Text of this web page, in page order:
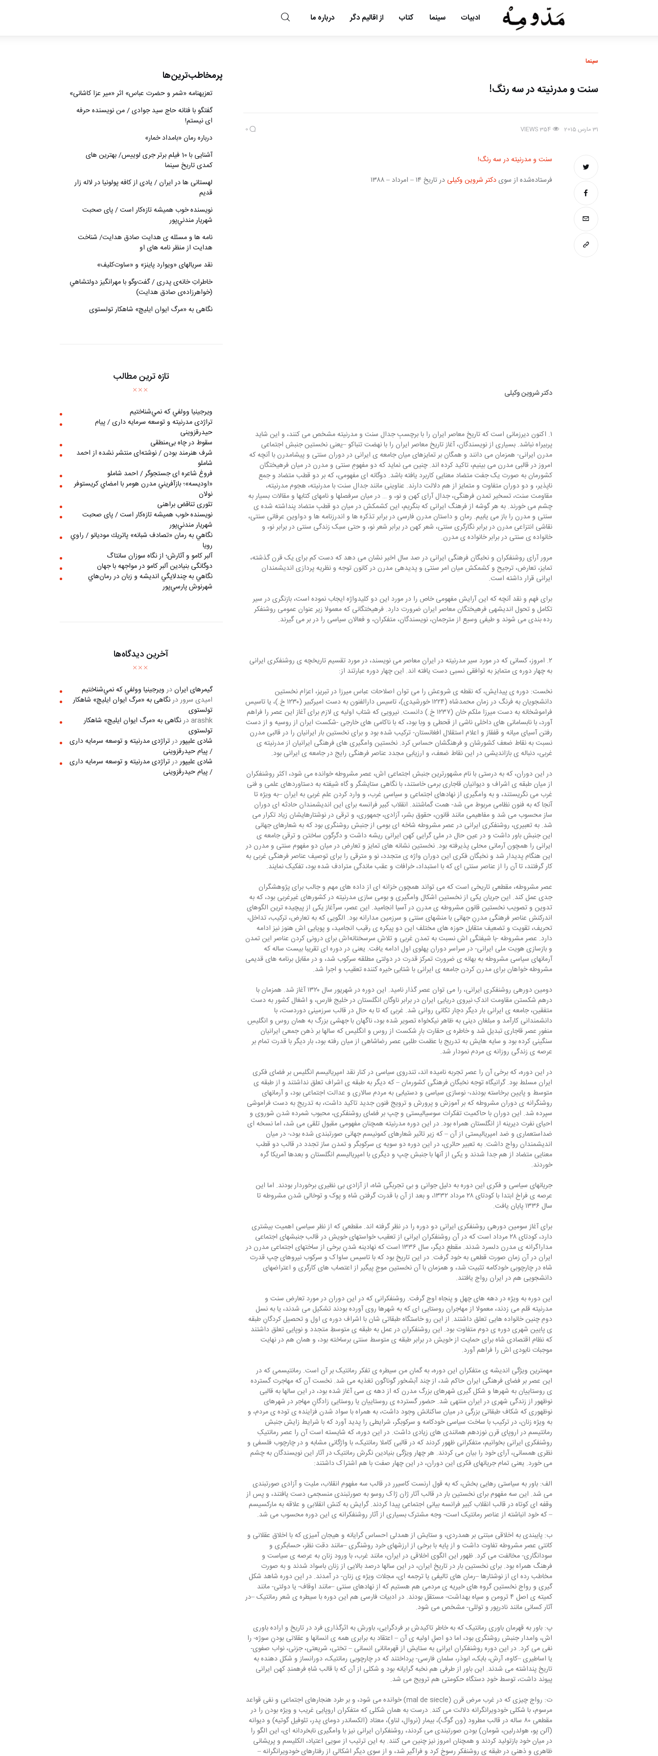
ادبیات سینما کتاب از اقالیم دگر درباره ما
سینما
سنت و مدرنیته در سه رنگ!
31 مارس 2015 354
VIEWS
0
سنت و مدرنیته در سه رنگ!
فرستاده‌شده از سوی
دکتر شروین وکیلی در تاریخ ۱۴ – امرداد – ۱۳۸۸
دکتر شروین وکیلی
۱. اکنون دیرزمانی است که تاریخ معاصر ایران را با برچسبِ جدال سنت و مدرنیته مشخص می کنند، و این شاید
پربیراه نباشد. بسیاری از نویسندگان، آغاز تاریخ معاصر ایران را با نهضت تنباکو –یعنی نخستین جنبش اجتماعی
مدرن ایرانی- همزمان می دانند و همگان بر تمایزهای میان جامعه ی ایرانی در دوران سنتی و پیشامدرن با آنچه که
امروز در قالبی مدرن می بینیم، تاکید کرده اند. چنین می نماید که دو مفهومِ سنتی و مدرن در میان فرهیختگان
کشورمان به صورت یک جفت متضاد معنایی کاربرد یافته باشد. دوگانه ای مفهومی، که بر دو قطب متضاد و جمع
ناپذیر، و دو دوران متفاوت و متمایز از هم دلالت دارند. عناوینی مانند جدال سنت با مدرنیته، هجوم مدرنیته،
مقاومت سنت، تسخیر تمدن فرهنگی، جدال آرای کهن و نو، و … در میان سرفصلها و نامهای کتابها و مقالات بسیار به
چشم می خورند. به هر گوشه از فرهنگ ایرانی که بنگریم، این کشمکش در میان دو قطبِ متضاد پنداشته شده ی
سنتی و مدرن را باز می یابیم. رمان و داستان مدرن فارسی در برابر تذکره ها و اندرزنامه ها و دواوین عرفانی سنتی،
نقاشی انتزاعی مدرن در برابر نگارگری سنتی، شعر کهن در برابر شعر نو، و حتی سبک زندگی سنتی در برابر نو، و
خانواده ی سنتی در برابر خانواده ی مدرن.
مرور آرای روشنفکران و نخبگان فرهنگی ایرانی در صد سال اخیر نشان می دهد که دست کم برای یک قرن گذشته،
تمایز، تعارض، ترجیح و کشمکش میان امر سنتی و پدیده­ی مدرن در کانون توجه و نظریه پردازی اندیشمندان
ایرانی قرار داشته است.
برای فهم و نقد آنچه که این آرایش مفهومی خاص را در مورد این دو کلیدواژه ایجاب نموده است، بازنگری در سیر
تکامل و تحول اندیشه­ی فرهیختگان معاصر ایران ضرورت دارد. فرهیختگانی که معمولا زیر عنوان عمومی روشنفکر
رده بندی می شوند و طیفی وسیع از مترجمان، نویسندگان، متفکران، و فعالان سیاسی را در بر می گیرند.
۲. امروز، کسانی که در مورد سیر مدرنیته در ایران معاصر می نویسند، در مورد تقسیم تاریخچه ی روشنفکری ایرانی
به چهار دوره ی متمایز به توافقی نسبی دست یافته اند. این چهار دوره عبارتند از:
نخست: دوره ی پیدایش، که نقطه ی شروعش را می توان اصلاحات عباس میرزا در تبریز، اعزام نخستین
دانشجویان به فرنگ در زمان محمدشاه (۱۲۲۴ خورشیدی)، تاسیس دارالفنون به دست امیرکبیر (۱۲۳۰ خ.)، یا تاسیس
فراموشخانه به دست میرزا ملکم خان (۱۲۳۷ خ.) دانست. نیرویی که شتاب اولیه ی لازم برای آغاز این عصر را فراهم
آورد، با نابسامانی های داخلی ناشی از قحطی و وبا بود، که با ناکامی های خارجی -شکست ایران از روسیه و از دست
رفتن آسیای میانه و قفقاز و اعلام استقلال افغانستان- ترکیب شده بود و برای نخستین بار ایرانیان را در قالبی مدرن
نسبت به نقاط ضعف کشورشان و فرهنگشان حساس کرد. نخستین وامگیری های فرهنگی ایرانیان از مدرنیته ی
غربی، دنباله ی بازاندیشی در این نقاط ضعف، و ارزیابی مجدد عناصر فرهنگی رایج در جامعه ی ایرانی بود.
در این دوران، که به درستی با نام مشهورترین جنبش اجتماعی اش، عصر مشروطه خوانده می شود، اکثر روشنفکران
از میان طبقه ی اشراف و دیوانیان قاجاری برمی خاستند، با نگاهی ستایشگر و گاه شیفته به دستاوردهای علمی و فنی
غرب می نگریستند، و به وامگیری از نهادهای اجتماعی و سیاسی غرب، و وارد کردن علم غربی به ایران –به ویژه تا
آنجا که به فنون نظامی مربوط می شد- همت گماشتند. انقلاب کبیر فرانسه برای این اندیشمندان حادثه ای دوران
ساز محسوب می شد و مفاهیمی مانند قانون، حقوق بشر، آزادی، جمهوری، و ترقی در نوشتارهایشان زیاد تکرار می
شد. به تعبیری، روشنفکری ایرانی در عصر مشروطه شاخه ای بومی از جنبش روشنگری بود که به شعارهای جهانی
این جنبش باور داشت و در عین حال در ملی گرایی کهن ایرانی ریشه داشت و دگرگون ساختن و ترقی جامعه ی
ایرانی را همچون آرمانی محلی پذیرفته بود. نخستین نشانه های تمایز و تعارض در میان دو مفهوم سنتی و مدرن در
این هنگام پدیدار شد و نخبگان فکری این دوران واژه ی متجدد، نو و مترقی را برای توصیف عناصر فرهنگی غربی به
کار گرفتند، تا آن را از عناصر سنتی ای که با استبداد، خرافات و عقب ماندگی مترادف شده بود، تفکیک نمایند.
عصر مشروطه، مقطعی تاریخی است که می تواند همچون خزانه ای از داده های مهم و جالب برای پژوهشگران
جدی عمل کند. این جریان یکی از نخستین اشکال وامگیری و بومی سازی مدرنیته در کشورهای غیرغربی بود، که به
تدوین و تصویب نخستین قانون مشروطه ی مدرن در آسیا انجامید. این عصر، سرآغاز یکی از پیچیده ترین الگوهای
اندرکنش عناصر فرهنگی مدرنِ جهانی با منشهای سنتی و سرزمین مدارانه بود. الگویی که به تعارض، ترکیب، تداخل،
تحریف، تقویت و تضعیف متقابل حوزه های مختلف این دو پیکره ی رقیب انجامید، و پویایی اش هنوز نیز ادامه
دارد. عصر مشروطه -با شیفتگی اش نسبت به تمدن غربی و تلاش سرسختانه‌اش برای درونی کردن عناصر این تمدن
و بازسازی هویت ملی ایرانی- در سراسر دوران پهلوی اول ادامه یافت. یعنی در دوره ای تقریبا بیست ساله که
آرمانهای سیاسی مشروطه به بهانه ی ضرورت تمرکز قدرت در دولتی مطلقه سرکوب شد، و در مقابل برنامه های قدیمی
مشروطه خواهان برای مدرن کردن جامعه ی ایرانی با شتابی خیره کننده تعقیب و اجرا شد.
دومین دوره­ی روشنفکری ایرانی، را می توان عصر گذار نامید. این دوره در شهریور سال ۱۳۲۰ آغاز شد. همزمان با
درهم شکستن مقاومت اندکِ نیروی دریایی ایران در برابر ناوگان انگلستان در خلیج فارس، و اشغال کشور به دست
متفقین، جامعه ی ایرانی بار دیگر دچار تکانی روانی شد. غربی که تا به حال در قالب سرزمینی دوردست، با
دانشمندانی کارآمد و مبلغان دینی به ظاهر نیکخواه تصویر شده بود، ناگهان با جهشی بزرگ به همان روس و انگلیسِ
منفورِ عصر قاجاری تبدیل شد و خاطره ی حقارت بارِ شکست از روس و انگلیس که سالها بر ذهن جمعی ایرانیان
سنگینی کرده بود و سایه هایش به تدریج با عظمت طلبی عصر رضاشاهی از میان رفته بود، بار دیگر با قدرت تمام بر
عرصه ی زندگی روزانه ی مردم نمودار شد.
در این دوره، که برخی آن را عصر تجربه نامیده اند، تندروی سیاسی در کنار نقد امپریالیسم انگلیس بر فضای فکری
ایران مسلط بود. گرانیگاه توجه نخبگان فرهنگی کشورمان – که دیگر به طبقه ی اشراف تعلق نداشتند و از طبقه ی
متوسط و پایین برخاسته بودند،- نوسازی سیاسی و دستیابی به مردم سالاری و عدالت اجتماعی بود، و آرمانهای
روشنگرانه ی دوران مشروطه که بر آموزش و پرورش و ترویج فنون جدید تاکید داشت، به تدریج به دست فراموشی
سپرده شد. این دوران با حاکمیت تفکرات سوسیالیستی و چپ بر فضای روشنفکری، محبوب شمرده شدن شوروی و
احیای نفرت دیرینه از انگلستان همراه بود. در این دوره مدرنیته همچنان مفهومی مقبول تلقی می شد، اما نسخه ای
ضداستعماری و ضد امپریالیستی از آن – که زیر تاثیر شعارهای کمونیسم جهانی صورتبندی شده بود،- در میان
اندیشمندان رواج داشت. به تعبیر حائری، در این دوره دو سویه ی سرکوبگر و تمدن ساز تجدد در قالب دو قطب
معنایی متضاد از هم جدا شدند و یکی از آنها با جنبش چپ و دیگری با امپریالیسم انگلستان و بعدها آمریکا گره
خوردند.
جریانهای سیاسی و فکری این دوره به دلیل جوانی و بی تجربگی شاه، از آزادی بی نظیری برخوردار بودند. اما این
عرصه ی فراخ ابتدا با کودتای ۲۸ مرداد ۱۳۳۲، و بعد از آن با قدرت گرفتن شاه و پوک و توخالی شدن مشروطه تا
سال ۱۳۳۶ پایان یافت.
برای آغاز سومین دوره­ی روشنفکری ایرانی دو دوره را در نظر گرفته اند. مقطعی که از نظر سیاسی اهمیت بیشتری
دارد، کودتای ۲۸ مرداد است که در آن روشنفکران ایرانی از تعقیب خواستهای خویش در قالب جنبشهای اجتماعی
مداراگرانه ی مدرن دلسرد شدند. مقطع دیگر، سال ۱۳۳۶ است که نهادینه شدنِ برخی از ساختهای اجتماعی مدرن در
ایران در آن زمان صورت قطعی به خود گرفت. در این تاریخ بود که با تاسیس ساواک و سرکوب نیروهای چپ قدرت
شاه در چارچوبی خودکامه تثبیت شد، و همزمان با آن نخستین موجِ پیگیر از اعتصاب های کارگری و اعتراضهای
دانشجویی هم در ایران رواج یافتند.
این دوره به ویژه در دهه های چهل و پنجاه اوج گرفت. روشنفکرانی که در این دوران در مورد تعارض سنت و
مدرنیته قلم می زدند، معمولا از مهاجران روستایی ای که به شهرها روی آورده بودند تشکیل می شدند، یا به نسل
دومِ چنین خانواده هایی تعلق داشتند. از این رو خاستگاه طبقاتی شان با اشراف دوره ی اول و تحصیل کردگانِ طبقه
ی پایین شهری دوره ی دوم متفاوت بود. این روشنفکران در عمل به طبقه ی متوسطِ متجدد و نوپایی تعلق داشتند
که نظام اقتصادی شاه برای حمایت از خویش در برابر طبقه ی متوسط سنتی برساخته بود، و همان هم در نهایت
موجبات نابودی اش را فراهم آورد.
مهمترین ویژگی اندیشه ی متفکران این دوره، به گمان من سیطره ی تفکر رمانتیک بر آن است. رمانتیسمی که در
این عصر بر فضای فرهنگی ایران حاکم شد، از چند آبشخور گوناگون تغذیه می شد. نخست آن که مهاجرت گسترده
ی روستاییان به شهرها و شکل گیری شهرهای بزرگ مدرن که از دهه ی سی آغاز شده بود، در این سالها به قالبی
نوظهور از زندگی شهری در ایران منتهی شد. حضور گسترده ی روستاییان یا روستایی زادگانِ مهاجر در شهرهای
نوظهوری که شکاف طبقاتی بزرگی در میان ساکنانش وجود داشت، به همراه با سواد شدن فزاینده ی توده ی مردم، و
به ویژه زنان، در ترکیب با ساخت سیاسی خودکامه و سرکوبگر، شرایطی را پدید آورد که با شرایط زایش جنبش
رمانتیسم در اروپای قرن نوزدهم همانندی های زیادی داشت. در این دوره، که شایسته است آن را عصر رمانتیکِ
روشنفکری ایرانی بخوانیم، متفکرانی ظهور کردند که در قالبی کاملا رمانتیک، با واژگانی مشابه و در چارچوب فلسفی و
نظری همسانی، آرای خود را بیان می کردند. هر چهار ویژگی بنیادین نگرش رمانتیک در آثار این نویسندگان به چشم
می خورد. یعنی تمام جریانهای فکری این دوران، در این چهار صفت با هم اشتراک داشتند:
الف: باور به سیاستی رهایی بخش، که به قول ارنست کاسیرر در قالب سه مفهوم انقلاب، ملیت و آزادی صورتبندی
می شد. این سه مفهوم برای نخستین بار در قالب آثار ژان ژاک روسو به صورتبندی منسجمی دست یافتند، و پس از
وقفه ای کوتاه در قالب انقلاب کبیر فرانسه بیانی اجتماعی پیدا کردند. گرایش به کنش انقلابی و علاقه به مارکسیسم
– که خود انباشته از عناصر رمانتیک است- وجه مشترک بسیاری از آثار روشنفکرانه ی این دوره محسوب می شد.
ب: پایبندی به اخلاقی مبتنی بر همدردی، و ستایش از همدلی احساس گرایانه و هیجان آمیزی که با اخلاق عقلانی و
کانتی عصر مشروطه تفاوت داشت و از پایه با برخی از ارزشهای خرد روشنگری –مانند دقت نظر، حسابگری و
سودانگاری- مخالفت می کرد. ظهور این الگوی اخلاقی در ایران، مانند غرب، با ورود زنان به عرصه ی سیاست و
فرهنگ همراه بود. برای نخستین بار در تاریخ ایران، در این سالها درصد بالایی از زنان باسواد شدند و به صورت
مخاطب رده ای از نوشتارها –رمان های تالیفی یا ترجمه ای، مجلات ویژه ی زنان- در آمدند. در این دوره شاهد شکل
گیری و رواج نخستین گروه های خیریه ی مردمی هم هستیم که از نهادهای سنتی –مانند اوقاف- یا دولتی- مانند
کمیته ی اصل ۴ ترومن و سپاه بهداشت- مستقل بودند. در ادبیات فارسی هم این دوره با سیطره ی شعر رمانتیک –در
آثار کسانی مانند نادرپور و توللی- مشخص می شود.
پ: باور به قهرمان باوری رمانتیک که به خاطر تاکیدش بر فردگرایی، باورش به اثرگذاری فرد در تاریخ و اراده باوری
اش، وامدار جنبش روشنگری بود، اما دو اصلِ اولیه ی آن – اعتقاد به برابری همه ی انسانها و عقلانی بودنِ سوژه- را
نفی می کرد. در این دوره روشنفکران ایرانی به ستایش از قهرمانانی انسانی – تختی، شریعتی، جزنی، نواب صفوی-
یا اساطیری –کاوه، آرش، بابک، ابوذر، سلمان فارسی- پرداختند که در چارچوبی رمانتیک، دوران­ساز و شکل دهنده به
تاریخ پنداشته می شدند. این باور از طرفی هم نخبه گرایانه بود و شکلی از آن که با قالب شاهِ فرهمندِ کهن ایرانی
پیوند داشت، توسط خودِ دستگاه حکومتی هم ترویج می شد.
ت: رواج چیزی که در غرب مرض قرن (mal de siecle) خوانده می شود، و بر طرد هنجارهای اجتماعی و نفی قواعد
مرسوم، با شکلی خودویرانگرانه دلالت می کند. درست به همان شکلی که متفکران اروپایی غریب و ویژه بودن را در
مقطعی ۸۰ ساله در قالب مطرود (ون گوگ)، بیمار (نروال، لناو)، معتاد (الکساندر دومای پدر، تئوفیل گوتیه) و دیوانه
(آلن پو، هولدرلین، شومان) بودن صورتبندی می کردند، روشنفکران ایرانی نیز با وامگیری نابخردانه ای، این الگو را
در میان خود بازتولید کردند و همچنان امروز نیز چنین می کنند. به این ترتیب از سویی اعتیاد، الکلیسم و پریشانی
ظاهری و ذهنی در طبقه ی روشنفکر رسوخ کرد و فراگیر شد، و از سوی دیگر اشکالی از رفتارهای خودویرانگرانه –
پرمخاطب‌ترین‌ها
تعزیه‎نامه‏ «شمر و حضرت عباس» اثر «میر عزا کاشانی»
گفتگو با فتانه حاج سید جوادی / من نویسنده حرفه
ای نیستم!
درباره رمان «بامداد خمار»
آشنایی با 10 فیلم برتر جری لوییس/ بهترین های
کمدی تاریخ سینما
لهستانی ها در ایران / یادی از کافه پولونیا در لاله زار
قدیم
نويسنده خوب هميشه تازه‌كار است / پای صحبت
شهريار مندني‌پور
نامه ها و مسئله ی هدایت صادق هدایت/ شناخت
هدایت از منظر نامه های او
نقد سریالهای «ویوارد پاینز» و «ساوت‌کلیف»
خاطراتِ خانه‌ی پدری / گفت‌وگو با مهرانگيز دولتشاهي
(خواهرزاده‌ی صادق هدايت)
نگاهی به «مرگ ايوان ايليچ» شاهکار تولستوی
تازه ترین مطالب
ويرجينيا وولفي كه نمي‌شناختيم
تراژدی مدرنیته و توسعه سرمایه داری / پیام
حیدرقزوینی
سقوط در چاه بی‌منطقی
شرف هنرمند بودن / نوشته‌ای منتشر نشده از احمد
شاملو
فروغ شاعره ای جستجوگر / احمد شاملو
«اوديسه»؛ بازآفريني مدرن هومر با امضاي كريستوفر
نولان
تئوری تناقض براهنی
نويسنده خوب هميشه تازه‌كار است / پای صحبت
شهريار مندني‌پور
نگاهي به رمان «تصادف شبانه» پاتريك موديانو / راوي
رويا
آلبر کامو و آثارش؛ از نگاه سوزان سانتاگ
دوگانگی بنیادین آلبر کامو در مواجهه با جهان
نگاهي به چندلايگي انديشه و زبان در رمان‌هاي
شهرنوش پارسي‌پور
آخرین دیدگاه‌ها
گیمرهای ایراندرويرجينيا وولفي كه نمي‌شناختيم
امیدی سروردرنگاهی به «مرگ ايوان ايليچ» شاهکار
تولستوی
arashkدرنگاهی به «مرگ ايوان ايليچ» شاهکار
تولستوی
شادی علیپوردرتراژدی مدرنیته و توسعه سرمایه داری
/ پیام حیدرقزوینی
شادی علیپوردرتراژدی مدرنیته و توسعه سرمایه داری
/ پیام حیدرقزوینی